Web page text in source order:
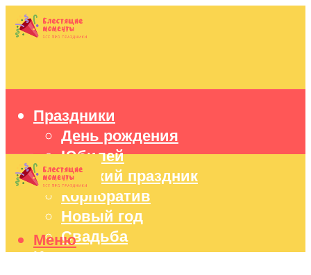
Праздники
День рождения
Юбилей
Детский праздник
Корпоратив
Новый год
Свадьба
Идеи подарков
Меню